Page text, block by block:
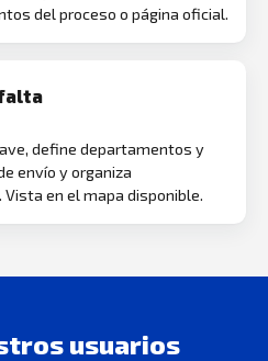
del proceso o página oficial.
define departamentos y
envío y organiza
en el mapa disponible.
usuarios